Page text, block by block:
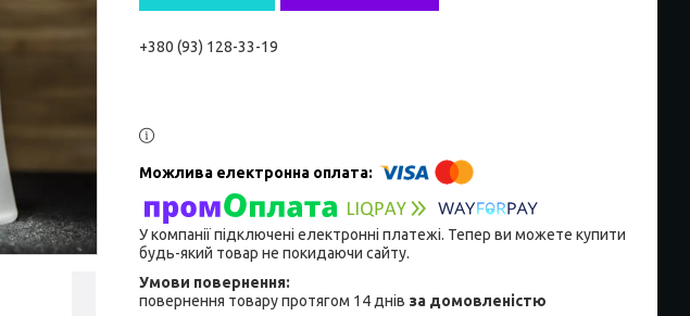
+380 (93) 128-33-19
У компанії підключені електронні платежі. Тепер ви можете купити
будь-який товар не покидаючи сайту.
повернення товару протягом 14 днів за домовленістю